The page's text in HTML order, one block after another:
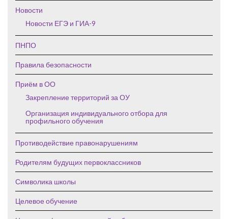
Новости
Новости ЕГЭ и ГИА-9
ПНПО
Правила безопасности
Приём в ОО
Закрепление территорий за ОУ
Организация индивидуального отбора для
профильного обучения
Противодействие правонарушениям
Родителям будущих первоклассников
Символика школы
Целевое обучение